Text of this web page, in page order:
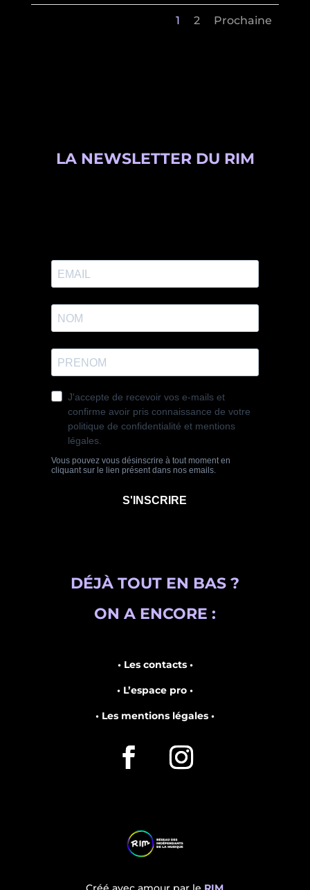
1 2 Prochaine
LA NEWSLETTER DU RIM
DÉJÀ TOUT EN BAS ?
ON A ENCORE :
• Les contacts •
• L’espace pro •
• Les mentions légales •